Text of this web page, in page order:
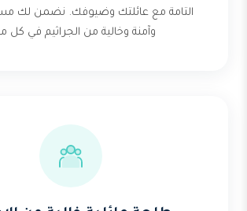
التامة مع عائلتك وضيوفك. نضمن لك
وآمنة وخالية من الجراثيم في كل